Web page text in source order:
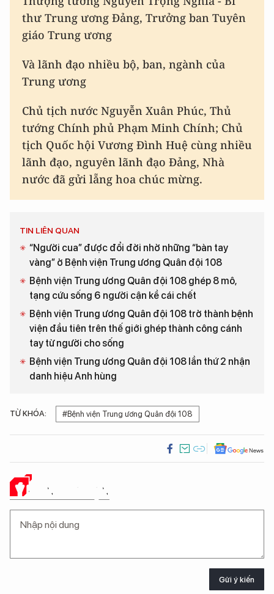
thư Trung ương Đảng, Trưởng ban Tuyên
giáo Trung ương
Và lãnh đạo nhiều bộ, ban, ngành của
Trung ương
Chủ tịch nước Nguyễn Xuân Phúc, Thủ
tướng Chính phủ Phạm Minh Chính; Chủ
tịch Quốc hội Vương Đình Huệ cùng nhiều
lãnh đạo, nguyên lãnh đạo Đảng, Nhà
nước đã gửi lẵng hoa chúc mừng.
TIN LIÊN QUAN
“Người cua” được đổi đời nhờ những “bàn tay
vàng” ở Bệnh viện Trung ương Quân đội 108
Bệnh viện Trung ương Quân đội 108 ghép 8 mô,
tạng cứu sống 6 người cận kề cái chết
Bệnh viện Trung ương Quân đội 108 trở thành bệnh
viện đầu tiên trên thế giới ghép thành công cánh
tay từ người cho sống
Bệnh viện Trung ương Quân đội 108 lần thứ 2 nhận
danh hiệu Anh hùng
TỪ KHÓA: #Bệnh viện Trung ương Quân đội 108
Ý KIẾN CỦA BẠN
Gửi ý kiến